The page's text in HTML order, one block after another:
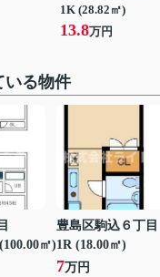
1K (28.82㎡)
13.8万円
いる物件
㎡)
豊島区駒込６丁目
1R (18.00㎡)
7万円